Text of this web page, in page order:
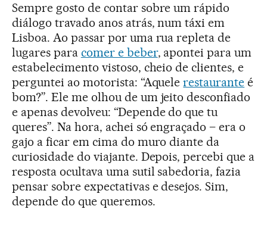
Sempre gosto de contar sobre um rápido
diálogo travado anos atrás, num táxi em
Lisboa. Ao passar por uma rua repleta de
lugares para comer e beber, apontei para um
estabelecimento vistoso, cheio de clientes, e
perguntei ao motorista: “Aquelerestaurante é
bom?”. Ele me olhou de um jeito desconfiado
e apenas devolveu: “Depende do que tu
queres”. Na hora, achei só engraçado – era o
gajo a ficar em cima do muro diante da
curiosidade do viajante. Depois, percebi que a
resposta ocultava uma sutil sabedoria, fazia
pensar sobre expectativas e desejos. Sim,
depende do que queremos.